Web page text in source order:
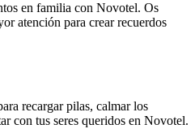
en familia con Novotel. Os
atención para crear recuerdos
recargar pilas, calmar los
con tus seres queridos en Novotel.